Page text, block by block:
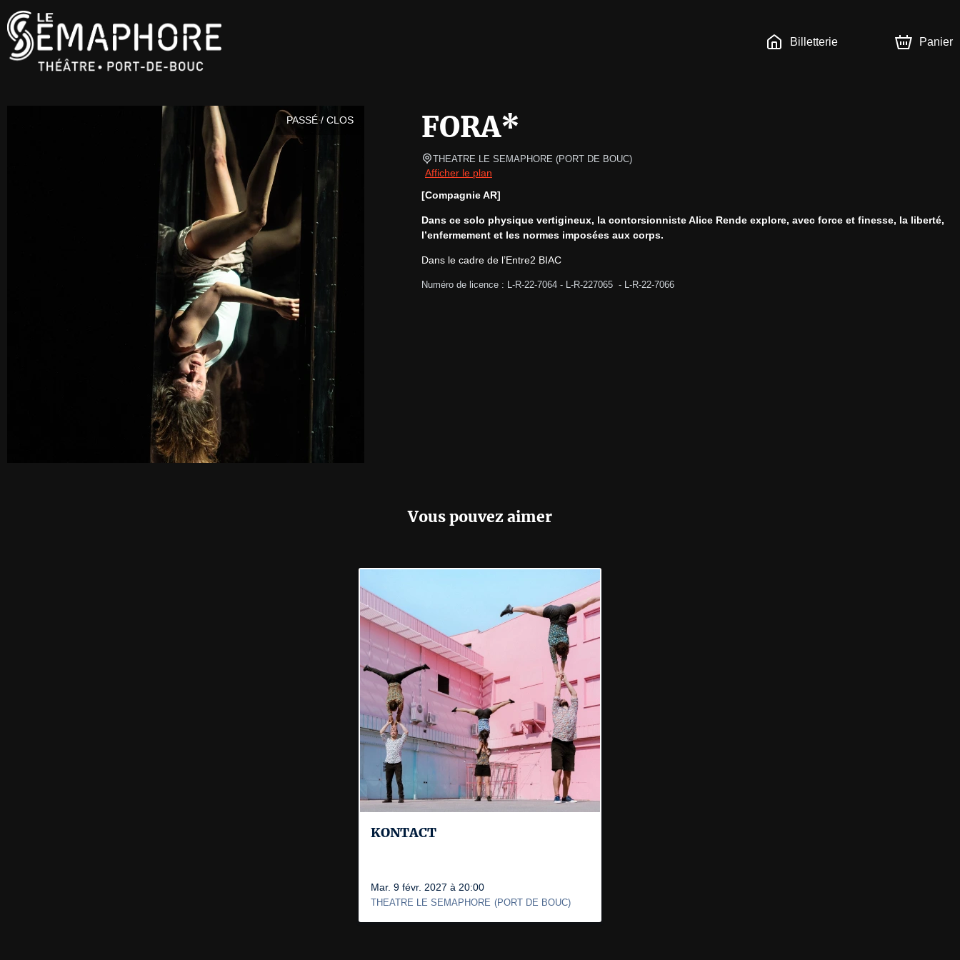
Billetterie Panier
PASSÉ / CLOS FORA*
THEATRE LE SEMAPHORE (PORT DE BOUC)
Afficher le plan
[Compagnie AR]
Dans ce solo physique vertigineux, la contorsionniste Alice Rende explore, avec force et finesse, la liberté,
l’enfermement et les normes imposées aux corps.
Dans le cadre de l’Entre2 BIAC
Numéro de licence : L-R-22-7064 - L-R-227065  - L-R-22-7066
Vous pouvez aimer
KONTACT
Mar. 9 févr. 2027 à 20:00
THEATRE LE SEMAPHORE (PORT DE BOUC)